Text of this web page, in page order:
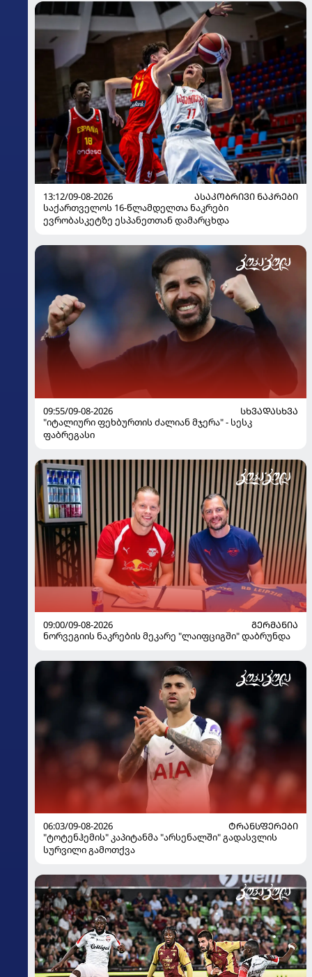
13:12/09-08-2026
ᲐᲡᲐᲙᲝᲑᲠᲘᲕᲘ ᲜᲐᲙᲠᲔᲑᲘ
საქართველოს 16-წლამდელთა ნაკრები
ევრობასკეტზე ესპანეთთან დამარცხდა
09:55/09-08-2026
ᲡᲮᲕᲐᲓᲐᲡᲮᲕᲐ
"იტალიური ფეხბურთის ძალიან მჯერა" - სესკ
ფაბრეგასი
09:00/09-08-2026
ᲒᲔᲠᲛᲐᲜᲘᲐ
ნორვეგიის ნაკრების მეკარე "ლაიფციგში" დაბრუნდა
06:03/09-08-2026
ᲢᲠᲐᲜᲡᲤᲔᲠᲔᲑᲘ
"ტოტენჰემის" კაპიტანმა "არსენალში" გადასვლის
სურვილი გამოთქვა